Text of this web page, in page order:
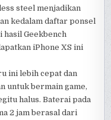
steel menjadikan
kedalam daftar ponsel
hasil Geekbench
iPhone XS ini
ini lebih cepat dan
untuk bermain game,
halus. Baterai pada
2 jam berasal dari